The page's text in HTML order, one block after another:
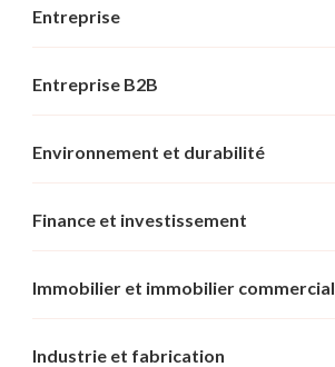
Entreprise
Entreprise B2B
Environnement et durabilité
Finance et investissement
Immobilier et immobilier commercial
Industrie et fabrication